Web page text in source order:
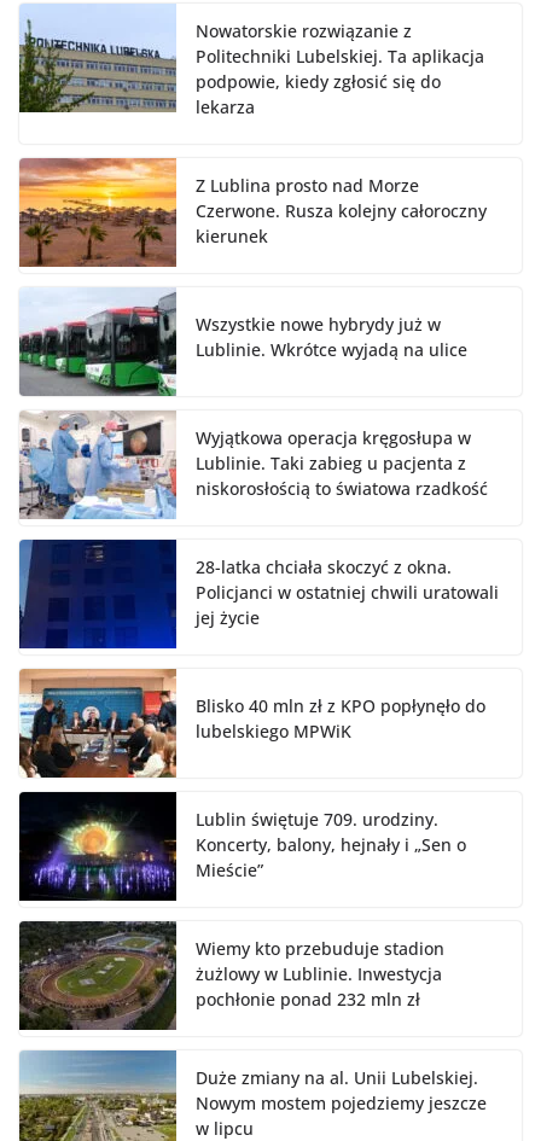
Nowatorskie rozwiązanie z
Politechniki Lubelskiej. Ta aplikacja
podpowie, kiedy zgłosić się do
lekarza
Z Lublina prosto nad Morze
Czerwone. Rusza kolejny całoroczny
kierunek
Wszystkie nowe hybrydy już w
Lublinie. Wkrótce wyjadą na ulice
Wyjątkowa operacja kręgosłupa w
Lublinie. Taki zabieg u pacjenta z
niskorosłością to światowa rzadkość
28-latka chciała skoczyć z okna.
Policjanci w ostatniej chwili uratowali
jej życie
Blisko 40 mln zł z KPO popłynęło do
lubelskiego MPWiK
Lublin świętuje 709. urodziny.
Koncerty, balony, hejnały i „Sen o
Mieście”
Wiemy kto przebuduje stadion
żużlowy w Lublinie. Inwestycja
pochłonie ponad 232 mln zł
Duże zmiany na al. Unii Lubelskiej.
Nowym mostem pojedziemy jeszcze
w lipcu